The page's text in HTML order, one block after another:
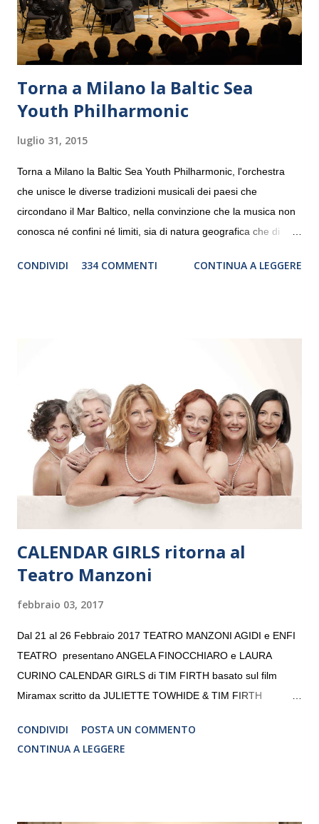
Torna a Milano la Baltic Sea
Youth Philharmonic
luglio 31, 2015
Torna a Milano la Baltic Sea Youth Philharmonic, l'orchestra
che unisce le diverse tradizioni musicali dei paesi che
circondano il Mar Baltico, nella convinzione che la musica non
conosca né confini né limiti, sia di natura geografica che di
debutterà il 10 settembre a Heiden, in Germania, e toccherà, in
“Settembre dell’Accademia” dove si esibirà per il secondo anno
consecutivo. Il pubblico milanese avrà il piacere di applaudire i
giovani artisti della Baltic Sea Youth Philharmonic per la quarta
volta. L’orchestra, fondata nel 2008 da Kristjan Järvi (affiancato
da un prestigioso consiglio di consulent...
CONDIVIDI 334 COMMENTI CONTINUA A LEGGERE
CALENDAR GIRLS ritorna al
Teatro Manzoni
febbraio 03, 2017
Dal 21 al 26 Febbraio 2017 TEATRO MANZONI AGIDI e ENFI
TEATRO presentano ANGELA FINOCCHIARO e LAURA
CURINO CALENDAR GIRLS di TIM FIRTH basato sul film
Miramax scritto da JULIETTE TOWHIDE & TIM FIRTH
CRISTINA PEZZOLI
CONDIVIDI
POSTA UN COMMENTO
CONTINUA A LEGGERE